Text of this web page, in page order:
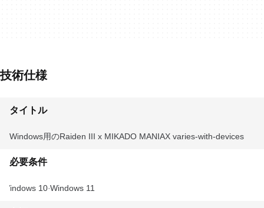
技術仕様
タイトル
Windows用のRaiden III x MIKADO MANIAX varies-with-devices
必要条件
Windows 10 Windows 11